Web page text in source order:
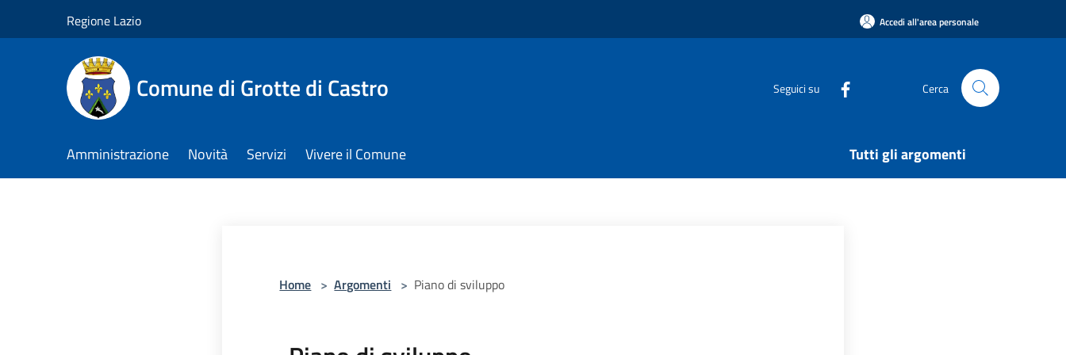
Regione Lazio Accedi all'area personale
Comune di Grotte di Castro Seguici su Cerca
Amministrazione Novità Servizi Vivere il Comune Tutti gli argomenti
Home > Argomenti > Piano di sviluppo